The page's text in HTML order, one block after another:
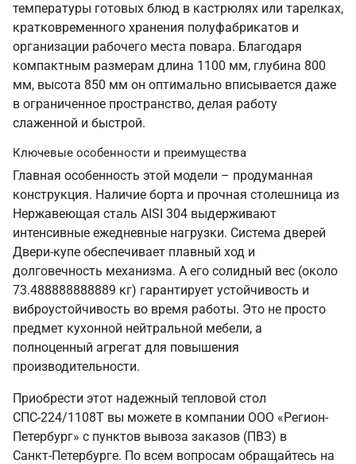
температуры готовых блюд в кастрюлях или тарелках,
кратковременного хранения полуфабрикатов и
организации рабочего места повара. Благодаря
компактным размерам длина 1100 мм, глубина 800
мм, высота 850 мм он оптимально вписывается даже
в ограниченное пространство, делая работу
слаженной и быстрой.
Ключевые особенности и преимущества
Главная особенность этой модели – продуманная
конструкция. Наличие борта и прочная столешница из
Нержавеющая сталь AISI 304 выдерживают
интенсивные ежедневные нагрузки. Система дверей
Двери-купе обеспечивает плавный ход и
долговечность механизма. А его солидный вес (около
73.488888888889 кг) гарантирует устойчивость и
виброустойчивость во время работы. Это не просто
предмет кухонной нейтральной мебели, а
полноценный агрегат для повышения
производительности.
Приобрести этот надежный тепловой стол
СПС-224/1108Т вы можете в компании ООО «Регион-
Петербург» с пунктов вывоза заказов (ПВЗ) в
Санкт‑Петербурге. По всем вопросам обращайтесь на